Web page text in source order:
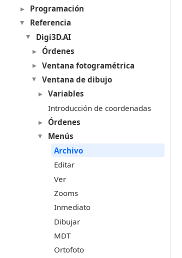
Programación
Referencia
Digi3D.AI
Órdenes
Ventana fotogramétrica
Ventana de dibujo
Variables
Introducción de coordenadas
Órdenes
Menús
Archivo
Editar
Ver
Zooms
Inmediato
Dibujar
MDT
Ortofoto